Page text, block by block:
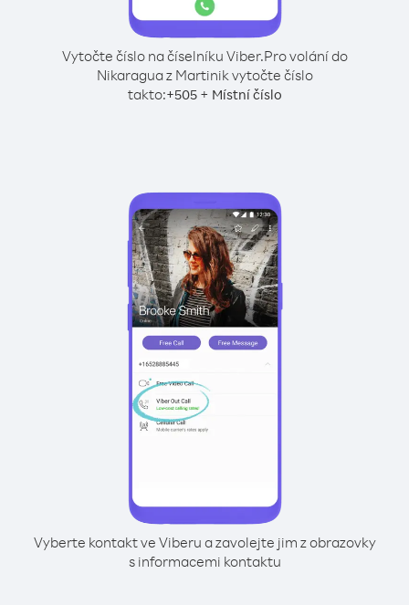
Vytočte číslo na číselníku Viber.Pro volání do
Nikaragua z Martinik vytočte číslo
takto:+505+ Místní číslo
Vyberte kontakt ve Viberu a zavolejte jim z obrazovky
s informacemi kontaktu